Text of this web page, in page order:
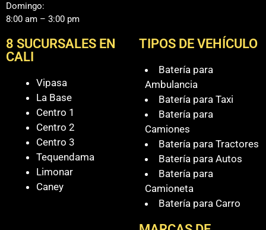
Domingo:
8:00 am – 3:00 pm
8 SUCURSALES EN
CALI
Vipasa
La Base
Centro 1
Centro 2
Centro 3
Tequendama
Limonar
Caney
TIPOS DE VEHÍCULO
Batería para
Ambulancia
Batería para Taxi
Batería para
Camiones
Batería para Tractores
Batería para Autos
Batería para
Camioneta
Batería para Carro